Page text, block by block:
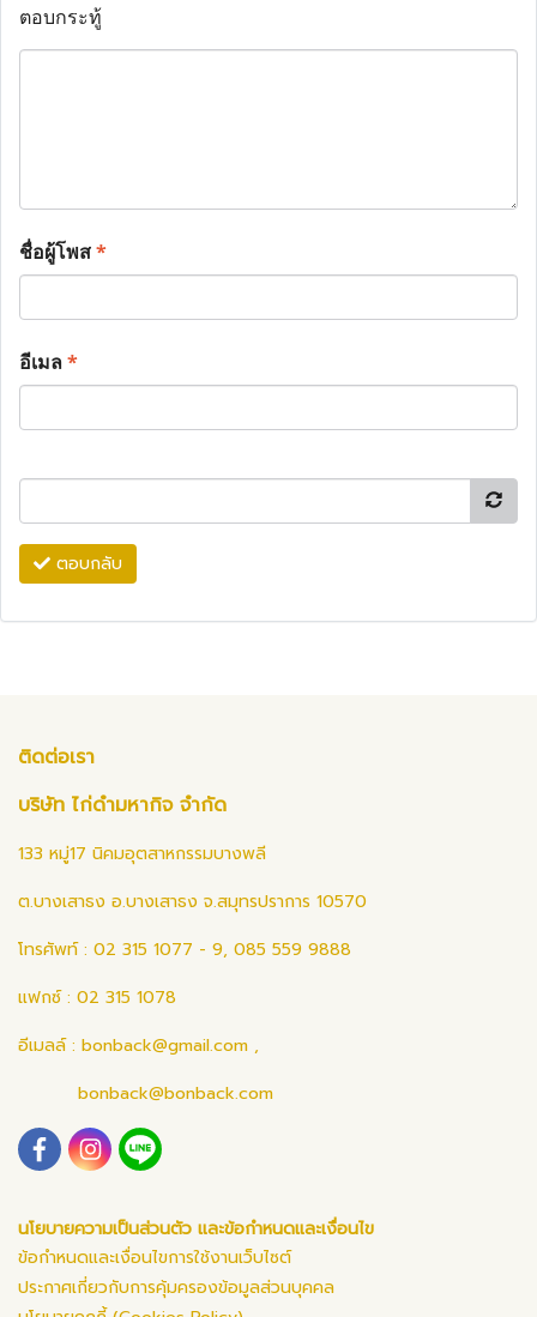
ตอบกระทู้
ชื่อผู้โพส*
อีเมล*
ตอบกลับ
ติดต่อเรา
บริษัท ไก่ดำมหากิจ จำกัด
133 หมู่17 นิคมอุตสาหกรรมบางพลี
ต.บางเสาธง อ.บางเสาธง จ.สมุทรปราการ 10570
โทรศัพท์ : 02 315 1077 - 9, 085 559 9888
แฟกซ์ : 02 315 1078
อีเมลล์ : bonback@gmail.com ,
bonback@bonback.com
นโยบายความเป็นส่วนตัว และข้อกำหนดและเงื่อนไข
ข้อกำหนดและเงื่อนไขการใช้งานเว็บไซต์
ประกาศเกี่ยวกับการคุ้มครองข้อมูลส่วนบุคคล